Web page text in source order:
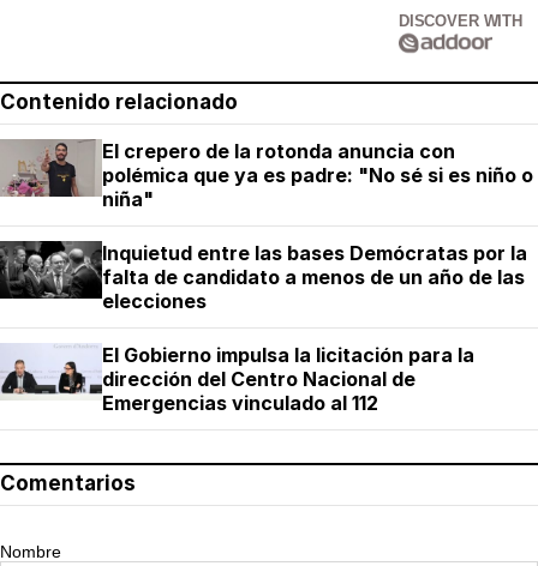
DISCOVER WITH
Contenido relacionado
El crepero de la rotonda anuncia con
polémica que ya es padre: "No sé si es niño o
niña"
Inquietud entre las bases Demócratas por la
falta de candidato a menos de un año de las
elecciones
El Gobierno impulsa la licitación para la
dirección del Centro Nacional de
Emergencias vinculado al 112
Comentarios
Nombre